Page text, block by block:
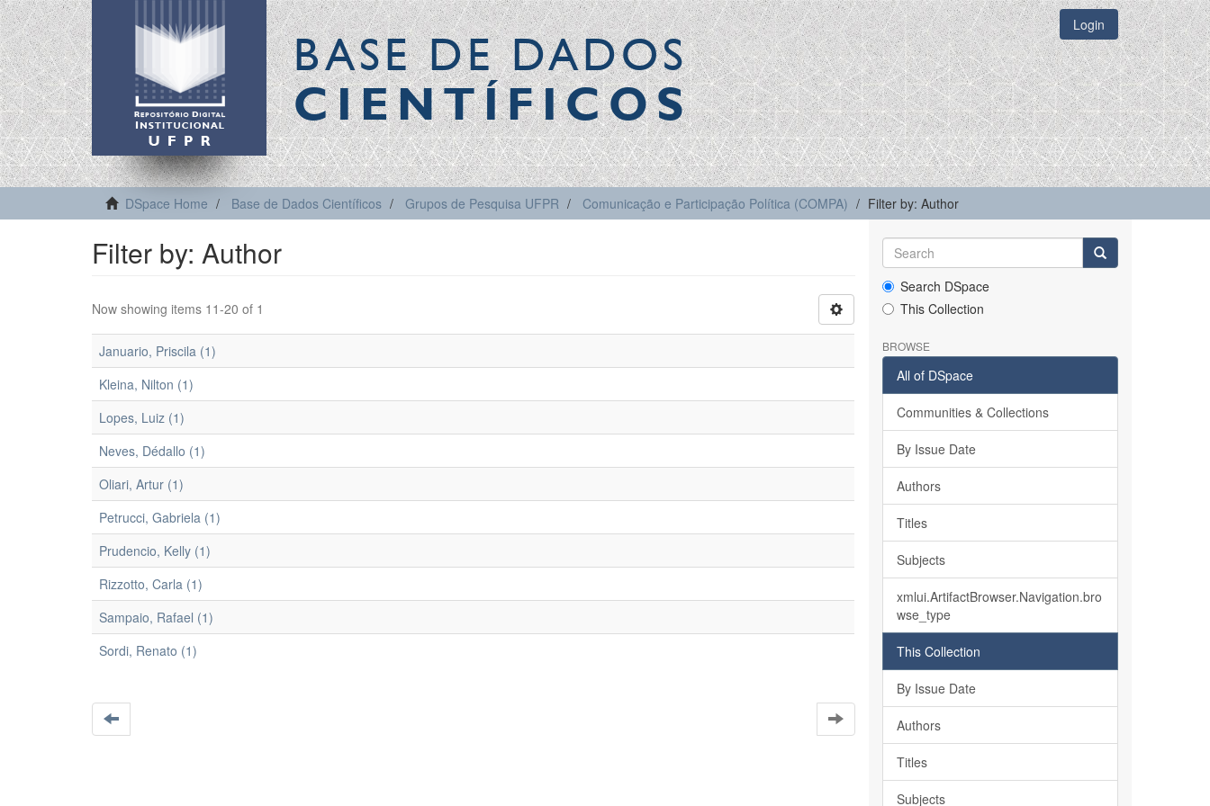
BASE DE DADOS
CIENTÍFICOS
Login
DSpace Home Base de Dados Científicos Grupos de Pesquisa UFPR Comunicação e Participação Política (COMPA) Filter by: Author
Filter by: Author
Now showing items 11-20 of 1
Januario, Priscila (1)
Kleina, Nilton (1)
Lopes, Luiz (1)
Neves, Dédallo (1)
Oliari, Artur (1)
Petrucci, Gabriela (1)
Prudencio, Kelly (1)
Rizzotto, Carla (1)
Sampaio, Rafael (1)
Sordi, Renato (1)
Search DSpace
This Collection
BROWSE
All of DSpace
Communities & Collections
By Issue Date
Authors
Titles
Subjects
xmlui.ArtifactBrowser.Navigation.bro
wse_type
This Collection
By Issue Date
Authors
Titles
Subjects